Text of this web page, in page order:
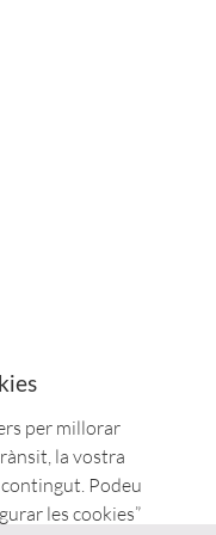
per millorar
la vostra
Podeu
les cookies”